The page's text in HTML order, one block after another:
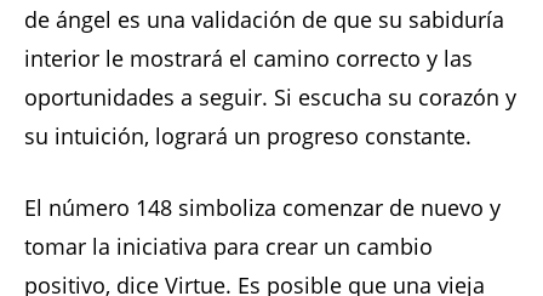
de ángel es una validación de que su sabiduría
interior le mostrará el camino correcto y las
oportunidades a seguir. Si escucha su corazón y
su intuición, logrará un progreso constante.
El número 148 simboliza comenzar de nuevo y
tomar la iniciativa para crear un cambio
positivo, dice Virtue. Es posible que una vieja